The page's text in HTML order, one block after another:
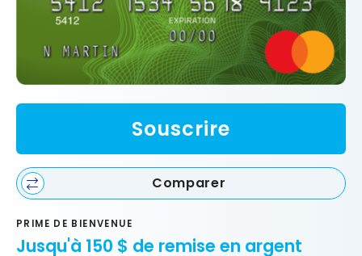
Souscrire
Comparer
PRIME DE BIENVENUE
Jusqu'à 150 $ de remise en argent